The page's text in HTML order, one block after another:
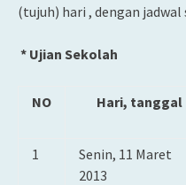
(tujuh) hari , dengan jadwal
* Ujian Sekolah
NO Hari, tanggal
1
Senin, 11 Maret
2013